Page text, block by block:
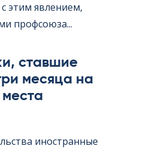
этим явлением,
профсоюза...
ставшие
месяца на
иностранные